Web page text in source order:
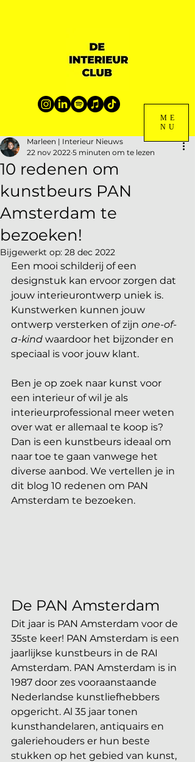
ME
NU
10 redenen om
kunstbeurs PAN
Amsterdam te
bezoeken!
Marleen | Interieur Nieuws
22 nov 2022 5 minuten om te lezen
Bijgewerkt op: 28 dec 2022
Een mooi schilderij of een
designstuk kan ervoor zorgen dat
jouw interieurontwerp uniek is.
Kunstwerken kunnen jouw
ontwerp versterken of zijn one-of-
a-kind waardoor het bijzonder en
speciaal is voor jouw klant.
Ben je op zoek naar kunst voor
een interieur of wil je als
interieurprofessional meer weten
over wat er allemaal te koop is?
Dan is een kunstbeurs ideaal om
naar toe te gaan vanwege het
diverse aanbod. We vertellen je in
dit blog 10 redenen om PAN
Amsterdam te bezoeken.
De PAN Amsterdam
Dit jaar is PAN Amsterdam voor de
35ste keer! PAN Amsterdam is een
jaarlijkse kunstbeurs in de RAI
Amsterdam. PAN Amsterdam is in
1987 door zes vooraanstaande
Nederlandse kunstliefhebbers
opgericht. Al 35 jaar tonen
kunsthandelaren, antiquairs en
galeriehouders er hun beste
stukken op het gebied van kunst,